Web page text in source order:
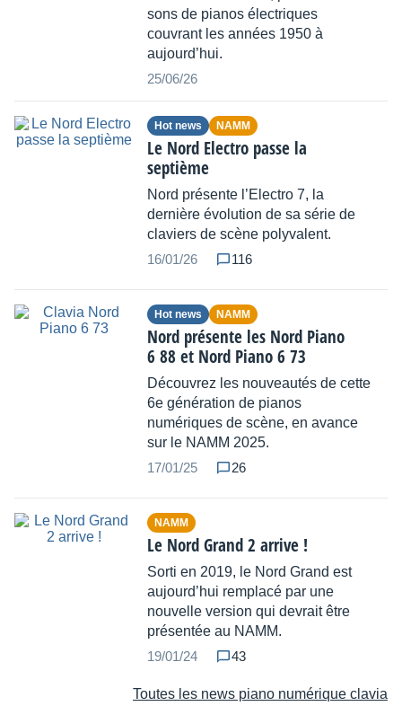
sons de pianos électriques
couvrant les années 1950 à
aujourd’hui.
25/06/26
Hot news NAMM
Le Nord Electro passe la
septième
Nord présente l’Electro 7, la
dernière évolution de sa série de
claviers de scène polyvalent.
16/01/26
116
Hot news NAMM
Nord présente les Nord Piano
6 88 et Nord Piano 6 73
Découvrez les nouveautés de cette
6e génération de pianos
numériques de scène, en avance
sur le NAMM 2025.
17/01/25
26
NAMM
Le Nord Grand 2 arrive !
Sorti en 2019, le Nord Grand est
aujourd’hui remplacé par une
nouvelle version qui devrait être
présentée au NAMM.
19/01/24
43
Toutes les news piano numérique clavia